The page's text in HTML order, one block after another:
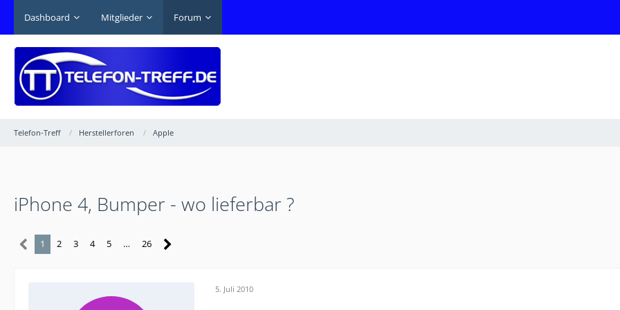
Dashboard Mitglieder Forum
Telefon-Treff Herstellerforen Apple
iPhone 4, Bumper - wo lieferbar ?
1 2 3 4 5 … 26
5. Juli 2010